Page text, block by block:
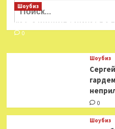
Найти:
Шоубиз
Мошенники взялись за
0
Шоубиз
0
Шоубиз